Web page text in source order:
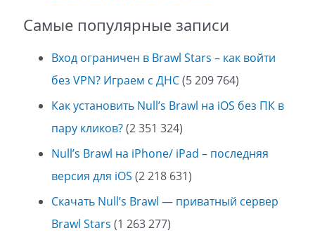
Самые популярные записи
Вход ограничен в Brawl Stars – как войти
без VPN? Играем с ДНС(5 209 764)
Как установить Null’s Brawl на iOS без ПК в
пару кликов?(2 351 324)
Null’s Brawl на iPhone/ iPad – последняя
версия для iOS (2 218 631)
Скачать Null’s Brawl — приватный сервер
Brawl Stars (1 263 277)